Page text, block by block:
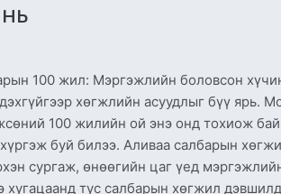
100 жил: Мэргэжлийн боловсон
хөгжлийн асуудлыг бүү ярь.
100 жилийн ой энэ онд тохиож
буй билээ. Аливаа салбарын
сургаж, өнөөгийн цаг үед
хугацаанд тус салбарын хөгжил